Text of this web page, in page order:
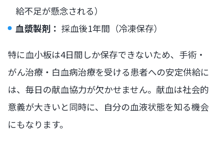
給不足が懸念される）
血漿製剤： 採血後1年間（冷凍保存）
特に血小板は4日間しか保存できないため、手術・
がん治療・白血病治療を受ける患者への安定供給に
は、毎日の献血協力が欠かせません。献血は社会的
意義が大きいと同時に、自分の血液状態を知る機会
にもなります。